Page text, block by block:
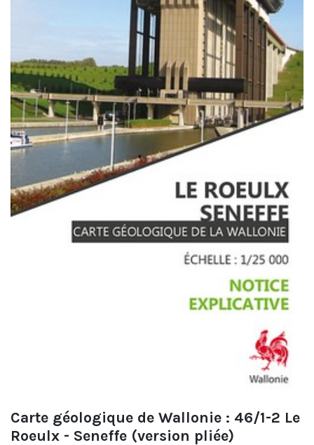
Carte géologique de Wallonie : 46/1-2 Le
Roeulx - Seneffe (version pliée)